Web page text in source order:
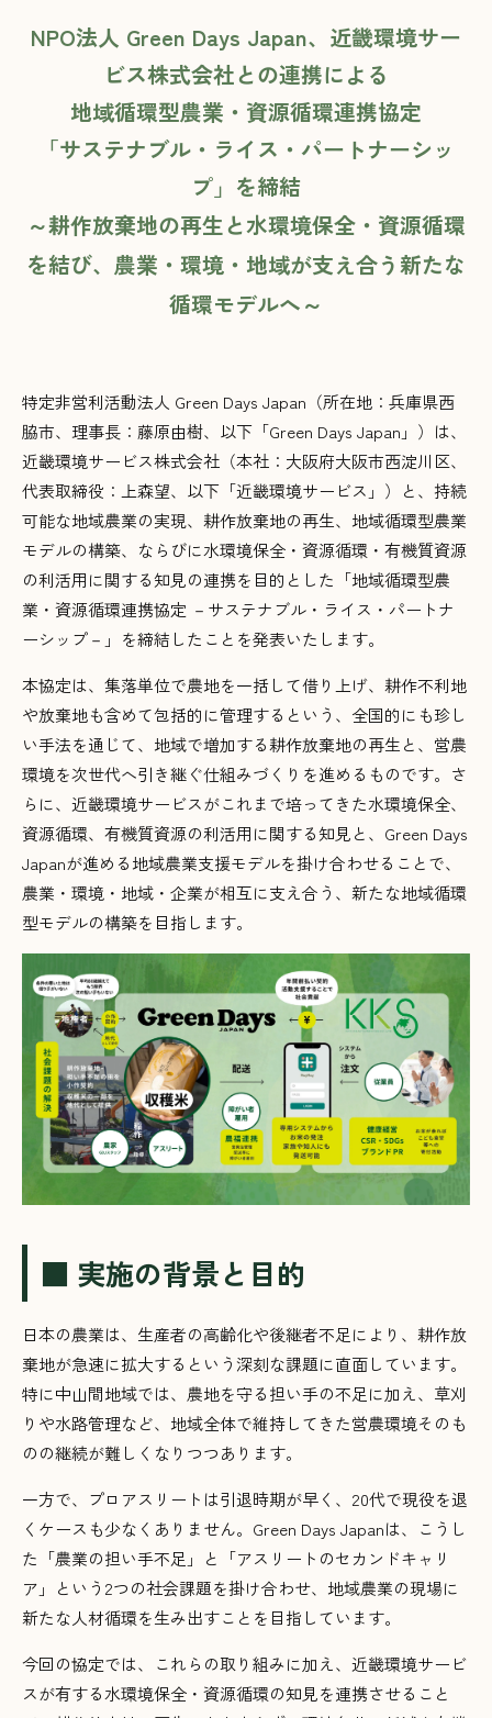
NPO法人 Green Days Japan、近畿環境サー
ビス株式会社との連携による
地域循環型農業・資源循環連携協定
「サステナブル・ライス・パートナーシッ
プ」を締結
～耕作放棄地の再生と水環境保全・資源循環
を結び、農業・環境・地域が支え合う新たな
循環モデルへ～
特定非営利活動法人 Green Days Japan（所在地：兵庫県西
脇市、理事長：藤原由樹、以下「Green Days Japan」）は、
近畿環境サービス株式会社（本社：大阪府大阪市西淀川区、
代表取締役：上森望、以下「近畿環境サービス」）と、持続
可能な地域農業の実現、耕作放棄地の再生、地域循環型農業
モデルの構築、ならびに水環境保全・資源循環・有機質資源
の利活用に関する知見の連携を目的とした「地域循環型農
業・資源循環連携協定 －サステナブル・ライス・パートナ
ーシップ－」を締結したことを発表いたします。
本協定は、集落単位で農地を一括して借り上げ、耕作不利地
や放棄地も含めて包括的に管理するという、全国的にも珍し
い手法を通じて、地域で増加する耕作放棄地の再生と、営農
環境を次世代へ引き継ぐ仕組みづくりを進めるものです。さ
らに、近畿環境サービスがこれまで培ってきた水環境保全、
資源循環、有機質資源の利活用に関する知見と、Green Days
Japanが進める地域農業支援モデルを掛け合わせることで、
農業・環境・地域・企業が相互に支え合う、新たな地域循環
型モデルの構築を目指します。
■ 実施の背景と目的
日本の農業は、生産者の高齢化や後継者不足により、耕作放
棄地が急速に拡大するという深刻な課題に直面しています。
特に中山間地域では、農地を守る担い手の不足に加え、草刈
りや水路管理など、地域全体で維持してきた営農環境そのも
のの継続が難しくなりつつあります。
一方で、プロアスリートは引退時期が早く、20代で現役を退
くケースも少なくありません。Green Days Japanは、こうし
た「農業の担い手不足」と「アスリートのセカンドキャリ
ア」という2つの社会課題を掛け合わせ、地域農業の現場に
新たな人材循環を生み出すことを目指しています。
今回の協定では、これらの取り組みに加え、近畿環境サービ
スが有する水環境保全・資源循環の知見を連携させること